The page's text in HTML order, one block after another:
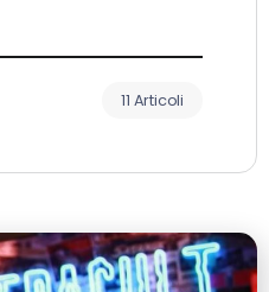
11 Articoli